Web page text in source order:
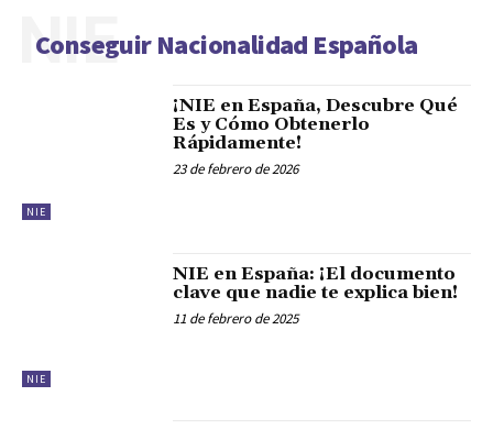
Conseguir Nacionalidad Española
NIE
NIE
¡NIE en España, Descubre Qué
Es y Cómo Obtenerlo
Rápidamente!
23 de febrero de 2026
NIE
NIE en España: ¡El documento
clave que nadie te explica bien!
11 de febrero de 2025